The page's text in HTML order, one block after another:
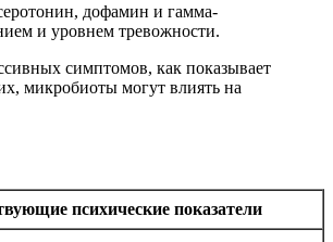
дофамин и гамма-
и уровнем тревожности.
симптомов, как показывает
микробиоты могут влиять на
психические показатели